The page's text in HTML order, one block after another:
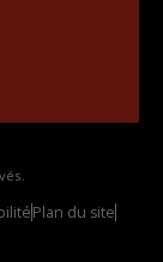
Plan du site